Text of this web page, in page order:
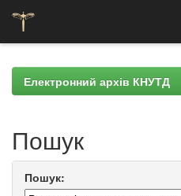
navigationЕлектронний архів КНУТД
Пошук
Пошук: